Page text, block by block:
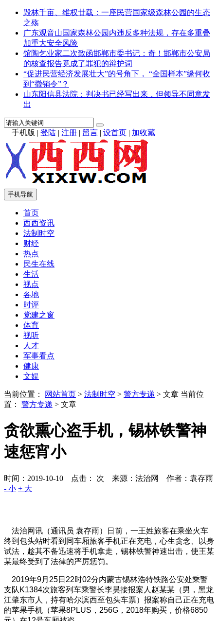
毁林千亩、维权廿载：一座民营国家级森林公园的生态
之殇
广东观音山国家森林公园内违反多种法规，存在多重叠
加重大安全风险
馆陶乞业家二次致函邯郸市委书记：奇！邯郸市公安局
的核查报告竟成了罪犯的辩护词
“促进民营经济发展壮大”的号角下， “全国样本”缘何收
到“撤销令”？
山东阳信县法院：判决书已经写出来，但领导不同意发
出
手机版 | 登陆 | 注册 | 留言 | 设首页 | 加收藏
手机导航
首页
西西资讯
法制时空
财经
热点
民生在线
生活
视点
各地
时评
党建之窗
体育
视听
人才
军事看点
健康
文娱
当前位置： 网站首页 > 法制时空 > 警方专递 > 文章 当前位
置： 警方专递 > 文章
贪欲熏心盗手机，锡林铁警神
速惩宵小
时间：2019-10-10 点击： 次 来源：法治网 作者：袁存雨
- 小 + 大
法治网讯（通讯员 袁存雨）日前，一王姓旅客在乘坐火车
终到包头站时看到同车厢旅客手机正在充电，心生贪念、以身
试法，趁其不备迅速将手机拿走，锡林铁警神速出击，使王某
某最终受到了法律的严厉惩罚。
2019年9月25日22时02分内蒙古锡林浩特铁路公安处乘警
支队K1384次旅客列车乘警长李昊接报案人赵某某（男，黑龙
江肇东市人，持有哈尔滨西至包头车票）报案称自己正在充电
的苹果手机（苹果8PLUS，256G，2018年购买，价格6850